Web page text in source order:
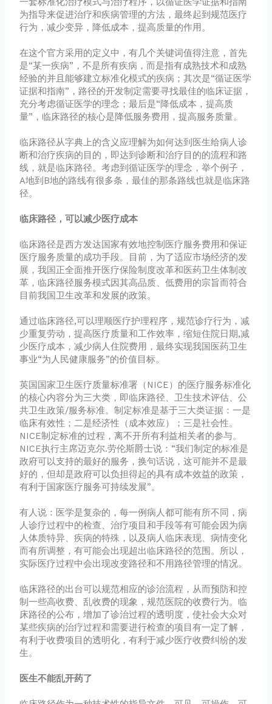
为指导来促进治疗和疾病管理的方法，最终起到规范医疗
行为，减少变异，降低成本，提高质量的作用。
在这个官方采用的定义中，有几个关键词值得注意，首先
是“某一疾病”，不是所有疾病，而是指有成熟技术和成熟
经验的并且能够建立标准化模式的疾病；其次是“循证医学
证据和指南”，路径的开发制定需要寻找最佳的临床证据，
充分考虑循证医学的理念；最后是“降低成本，提高质
量”，临床路径的核心是降低服务费用，提高服务质量。
临床路径从字典上的含义应理解为如何达到医生给病人诊
断和治疗疾病的目的，即达到诊断和治疗目的的流程和路
线，就是临床路径。考虑到循证医学的理念，举个例子，
A地到B地的路线有很多条，最佳的那条路线也就是临床路
径。
临床路径，可以减少医疗成本
临床路径是西方发达国家有效地控制医疗服务费用和保证
医疗服务质量的成功手段。目前，为了适应市场经济的发
展，我国正全面推开医疗保险制度改革和医药卫生体制改
革，临床路径服务模式因其高品质、低费用的宗旨而符合
目前我国卫生改革和发展的政策。
通过临床路径,可以理顺医疗护理程序，规范诊疗行为，减
少重复劳动，提高医疗质量和工作效率，缩短住院日期,减
少医疗成本，减少病人住院费用，最终实现我国医药卫生
事业“为人民健康服务”的价值目标。
英国国家卫生医疗质量标准署（NICE）的医疗服务标准化
的核心内容分为三大类，即临床路径、卫生技术评估、公
共卫生政策/服务标准。制定标准是基于三大类证据：一是
临床有效性；二是经济性（成本效应）；三是社会性。
NICE制定标准的过程，离不开所有利益相关者的参与。
NICE执行主席迈克尔.劳伦斯爵士说：“我们制定的标准是
政府可以支持的最好的服务，换句话说，这可能并不是最
好的，但却是政府可以负担得起的具有成本效益的政策，
有利于国家医疗服务可持续发展”。
有人说：医学是复杂的，每一例病人都可能有所不同，病
人诊疗过程中的检查、治疗项目和手段等有可能会因为病
人体质特异、疾病的特殊，以及病人临床表现、病情变化
而有所调整，有可能会出现超出临床路径的范围。所以，
实际医疗过程中会出现改变路径和不用路径管理的情况。
临床路径的出台可以规范相应的诊治流程，从而预防和控
制一些高收费、乱收费的现象，规范医院的收费行为。临
床路径的公布，增加了诊治过程的透明度，使社会大众对
某些疾病的治疗过程和需要进行检查的项目有一定了解，
有利于收费项目的透明化，有利于减少医疗收费纠纷的发
生。
医生不能乱开药了